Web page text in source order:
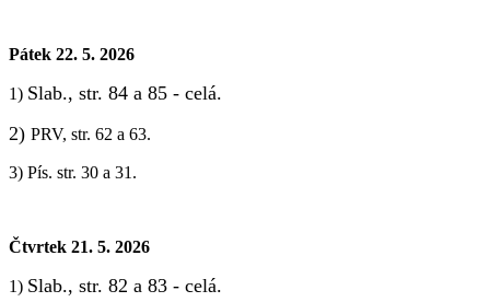
Pátek 22. 5. 2026
1) Slab., str. 84 a 85 - celá.
2) PRV, str. 62 a 63.
3) Pís. str. 30 a 31.
Čtvrtek 21. 5. 2026
1) Slab., str. 82 a 83 - celá.